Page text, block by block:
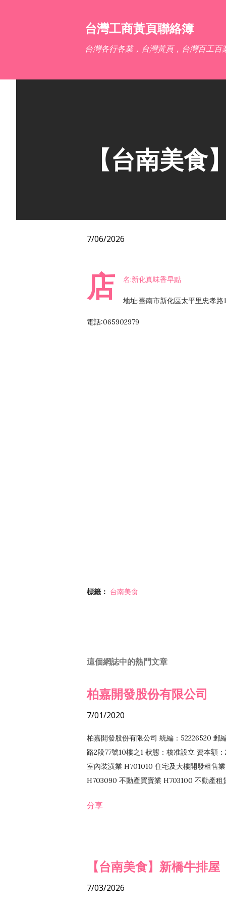
台灣工商黃頁聯絡簿
台灣各行各業，台灣黃頁，台灣百工百
【台南美
7/06/2026
店 名:新化真味香早點
地址:臺南市新化區太平里忠孝路
電話:065902979
標籤： 台南美食
這個網誌中的熱門文章
柏嘉開發股份有限公司
7/01/2020
柏嘉開發股份有限公司 統編：52226520 郵
路2段77號10樓之1 狀態：核准設立 資本額
室內裝潢業 H701010 住宅及大樓開發租售
H703090 不動產買賣業 H703100 不動產
分享
【台南美食】新橋牛排
7/03/2026